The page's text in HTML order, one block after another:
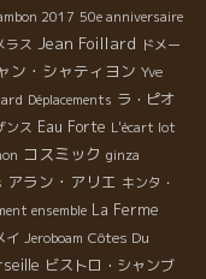
2017 50e anniversaire
ラス Jean Foillard ドメー
ン・シャティヨン Yve
Déplacements ラ・ピオ
ンス Eau Forte L'écart lot
コスミック ginza
アラン・アリエ キンタ・
ensemble La Ferme
イ Jeroboam Côtes Du
ビストロ・シャンブ